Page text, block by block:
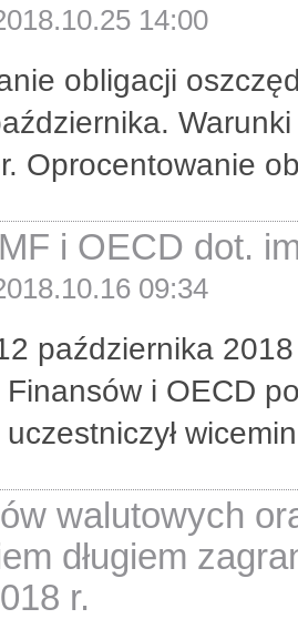
14:00
obligacji
Oprocentowanie
i OECD dot.
09:34
października
Finansów i OECD
walutowych
długiem
r.